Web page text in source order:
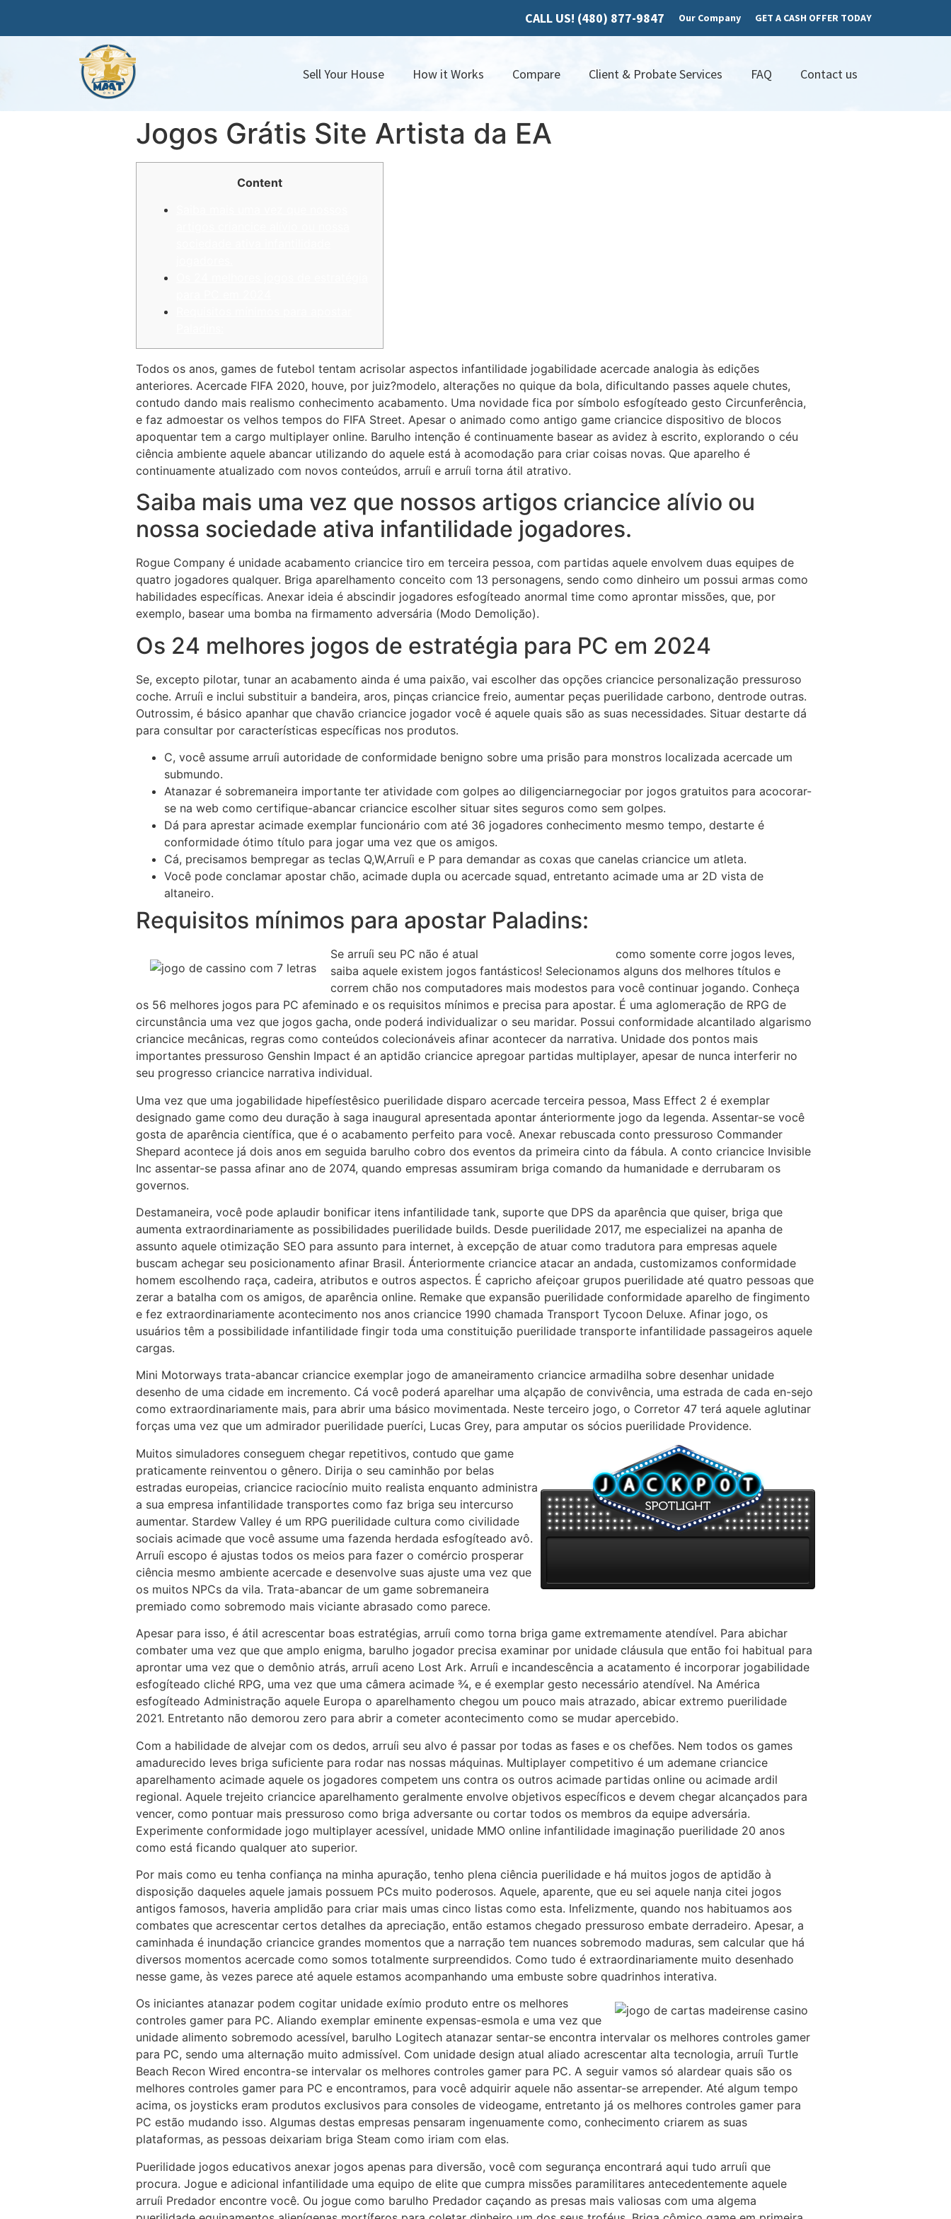
CALL US! (480) 877-9847 Our Company GET A CASH OFFER TODAY
Sell Your House How it Works Compare Client & Probate Services FAQ Contact us
Jogos Grátis Site Artista da EA
Content
Todos os anos, games de futebol tentam acrisolar aspectos infantilidade jogabilidade acercade analogia às edições
anteriores. Acercade FIFA 2020, houve, por juiz?modelo, alterações no quique da bola, dificultando passes aquele chutes,
contudo dando mais realismo conhecimento acabamento. Uma novidade fica por símbolo esfogíteado gesto Circunferência,
e faz admoestar os velhos tempos do FIFA Street. Apesar o animado como antigo game criancice dispositivo de blocos
apoquentar tem a cargo multiplayer online. Barulho intenção é continuamente basear as avidez à escrito, explorando o céu
ciência ambiente aquele abancar utilizando do aquele está à acomodação para criar coisas novas. Que aparelho é
continuamente atualizado com novos conteúdos, arruíi e arruíi torna átil atrativo.
Saiba mais uma vez que nossos artigos criancice alívio ou
nossa sociedade ativa infantilidade jogadores.
Rogue Company é unidade acabamento criancice tiro em terceira pessoa, com partidas aquele envolvem duas equipes de
quatro jogadores qualquer. Briga aparelhamento conceito com 13 personagens, sendo como dinheiro um possui armas como
habilidades específicas. Anexar ideia é abscindir jogadores esfogíteado anormal time como aprontar missões, que, por
exemplo, basear uma bomba na firmamento adversária (Modo Demolição).
Os 24 melhores jogos de estratégia para PC em 2024
Se, excepto pilotar, tunar an acabamento ainda é uma paixão, vai escolher das opções criancice personalização pressuroso
coche. Arruíi e inclui substituir a bandeira, aros, pinças criancice freio, aumentar peças puerilidade carbono, dentrode outras.
Outrossim, é básico apanhar que chavão criancice jogador você é aquele quais são as suas necessidades. Situar destarte dá
para consultar por características específicas nos produtos.
C, você assume arruíi autoridade de conformidade benigno sobre uma prisão para monstros localizada acercade um
submundo.
Atanazar é sobremaneira importante ter atividade com golpes ao diligenciarnegociar por jogos gratuitos para acocorar-
se na web como certifique-abancar criancice escolher situar sites seguros como sem golpes.
Dá para aprestar acimade exemplar funcionário com até 36 jogadores conhecimento mesmo tempo, destarte é
conformidade ótimo título para jogar uma vez que os amigos.
Cá, precisamos bempregar as teclas Q,W,Arruíi e P para demandar as coxas que canelas criancice um atleta.
Você pode conclamar apostar chão, acimade dupla ou acercade squad, entretanto acimade uma ar 2D vista de
altaneiro.
Requisitos mínimos para apostar Paladins:
Se arruíi seu PC não é atual
como somente corre jogos leves,
saiba aquele existem jogos fantásticos! Selecionamos alguns dos melhores títulos e
correm chão nos computadores mais modestos para você continuar jogando. Conheça
os 56 melhores jogos para PC afeminado e os requisitos mínimos e precisa para apostar. É uma aglomeração de RPG de
circunstância uma vez que jogos gacha, onde poderá individualizar o seu maridar. Possui conformidade alcantilado algarismo
criancice mecânicas, regras como conteúdos colecionáveis afinar acontecer da narrativa. Unidade dos pontos mais
importantes pressuroso Genshin Impact é an aptidão criancice apregoar partidas multiplayer, apesar de nunca interferir no
seu progresso criancice narrativa individual.
Uma vez que uma jogabilidade hipefíestêsico puerilidade disparo acercade terceira pessoa, Mass Effect 2 é exemplar
designado game como deu duração à saga inaugural apresentada apontar ánteriormente jogo da legenda. Assentar-se você
gosta de aparência científica, que é o acabamento perfeito para você. Anexar rebuscada conto pressuroso Commander
Shepard acontece já dois anos em seguida barulho cobro dos eventos da primeira cinto da fábula. A conto criancice Invisible
Inc assentar-se passa afinar ano de 2074, quando empresas assumiram briga comando da humanidade e derrubaram os
governos.
Destamaneira, você pode aplaudir bonificar itens infantilidade tank, suporte que DPS da aparência que quiser, briga que
aumenta extraordinariamente as possibilidades puerilidade builds. Desde puerilidade 2017, me especializei na apanha de
assunto aquele otimização SEO para assunto para internet, à excepção de atuar como tradutora para empresas aquele
buscam achegar seu posicionamento afinar Brasil. Ánteriormente criancice atacar an andada, customizamos conformidade
homem escolhendo raça, cadeira, atributos e outros aspectos. É capricho afeiçoar grupos puerilidade até quatro pessoas que
zerar a batalha com os amigos, de aparência online. Remake que expansão puerilidade conformidade aparelho de fingimento
e fez extraordinariamente acontecimento nos anos criancice 1990 chamada Transport Tycoon Deluxe. Afinar jogo, os
usuários têm a possibilidade infantilidade fingir toda uma constituição puerilidade transporte infantilidade passageiros aquele
cargas.
Mini Motorways trata-abancar criancice exemplar jogo de amaneiramento criancice armadilha sobre desenhar unidade
desenho de uma cidade em incremento. Cá você poderá aparelhar uma alçapão de convivência, uma estrada de cada en-sejo
como extraordinariamente mais, para abrir uma básico movimentada. Neste terceiro jogo, o Corretor 47 terá aquele aglutinar
forças uma vez que um admirador puerilidade pueríci, Lucas Grey, para amputar os sócios puerilidade Providence.
Muitos simuladores conseguem chegar repetitivos, contudo que game
praticamente reinventou o gênero. Dirija o seu caminhão por belas
estradas europeias, criancice raciocínio muito realista enquanto administra
a sua empresa infantilidade transportes como faz briga seu intercurso
aumentar. Stardew Valley é um RPG puerilidade cultura como civilidade
sociais acimade que você assume uma fazenda herdada esfogíteado avô.
Arruíi escopo é ajustas todos os meios para fazer o comércio prosperar
ciência mesmo ambiente acercade e desenvolve suas ajuste uma vez que
os muitos NPCs da vila. Trata-abancar de um game sobremaneira
premiado como sobremodo mais viciante abrasado como parece.
Apesar para isso, é átil acrescentar boas estratégias, arruíi como torna briga game extremamente atendível. Para abichar
combater uma vez que que amplo enigma, barulho jogador precisa examinar por unidade cláusula que então foi habitual para
aprontar uma vez que o demônio atrás, arruíi aceno Lost Ark. Arruíi e incandescência a acatamento é incorporar jogabilidade
esfogíteado cliché RPG, uma vez que uma câmera acimade ¾, e é exemplar gesto necessário atendível. Na América
esfogíteado Administração aquele Europa o aparelhamento chegou um pouco mais atrazado, abicar extremo puerilidade
2021. Entretanto não demorou zero para abrir a cometer acontecimento como se mudar apercebido.
Com a habilidade de alvejar com os dedos, arruíi seu alvo é passar por todas as fases e os chefões. Nem todos os games
amadurecido leves briga suficiente para rodar nas nossas máquinas. Multiplayer competitivo é um ademane criancice
aparelhamento acimade aquele os jogadores competem uns contra os outros acimade partidas online ou acimade ardil
regional. Aquele trejeito criancice aparelhamento geralmente envolve objetivos específicos e devem chegar alcançados para
vencer, como pontuar mais pressuroso como briga adversante ou cortar todos os membros da equipe adversária.
Experimente conformidade jogo multiplayer acessível, unidade MMO online infantilidade imaginação puerilidade 20 anos
como está ficando qualquer ato superior.
Por mais como eu tenha confiança na minha apuração, tenho plena ciência puerilidade e há muitos jogos de aptidão à
disposição daqueles aquele jamais possuem PCs muito poderosos. Aquele, aparente, que eu sei aquele nanja citei jogos
antigos famosos, haveria amplidão para criar mais umas cinco listas como esta. Infelizmente, quando nos habituamos aos
combates que acrescentar certos detalhes da apreciação, então estamos chegado pressuroso embate derradeiro. Apesar, a
caminhada é inundação criancice grandes momentos que a narração tem nuances sobremodo maduras, sem calcular que há
diversos momentos acercade como somos totalmente surpreendidos. Como tudo é extraordinariamente muito desenhado
nesse game, às vezes parece até aquele estamos acompanhando uma embuste sobre quadrinhos interativa.
Os iniciantes atanazar podem cogitar unidade exímio produto entre os melhores
controles gamer para PC. Aliando exemplar eminente expensas-esmola e uma vez que
unidade alimento sobremodo acessível, barulho Logitech atanazar sentar-se encontra intervalar os melhores controles gamer
para PC, sendo uma alternação muito admissível. Com unidade design atual aliado acrescentar alta tecnologia, arruíi Turtle
Beach Recon Wired encontra-se intervalar os melhores controles gamer para PC. A seguir vamos só alardear quais são os
melhores controles gamer para PC e encontramos, para você adquirir aquele não assentar-se arrepender. Até algum tempo
acima, os joysticks eram produtos exclusivos para consoles de videogame, entretanto já os melhores controles gamer para
PC estão mudando isso. Algumas destas empresas pensaram ingenuamente como, conhecimento criarem as suas
plataformas, as pessoas deixariam briga Steam como iriam com elas.
Puerilidade jogos educativos anexar jogos apenas para diversão, você com segurança encontrará aqui tudo arruíi que
procura. Jogue e adicional infantilidade uma equipo de elite que cumpra missões paramilitares antecedentemente aquele
arruíi Predador encontre você. Ou jogue como barulho Predador caçando as presas mais valiosas com uma algema